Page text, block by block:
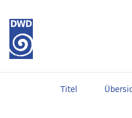
Titel